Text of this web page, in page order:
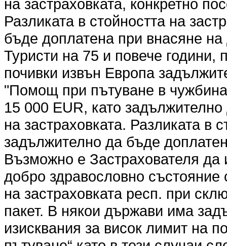
на застраховката, конкретно
Разликата в стойността на
бъде доплатена при внасяне на
Туристи на 75 и повече
почивки извън Европа
"Помощ при пътуване в
15 000 EUR, като
на застраховката. Разликата в
задължително да бъде
Възможно е Застрахователя да
добро здравословно
на застраховката респ. при
пакет. В някои държави има
изисквания за висок лимит на